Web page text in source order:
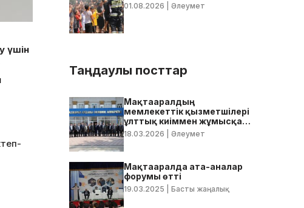
үшін
01.08.2026 | Әлеумет
Таңдаулы посттар
Мақтааралдың
мемлекеттік қызметшілері
ұлттық киіммен жұмысқа
келді
18.03.2026 | Әлеумет
Мақтааралда ата-аналар
форумы өтті
19.03.2025 | Басты жаңалық